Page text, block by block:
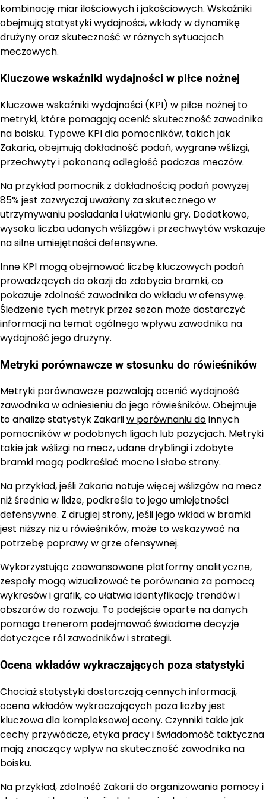
kombinację miar ilościowych i jakościowych. Wskaźniki
obejmują statystyki wydajności, wkłady w dynamikę
drużyny oraz skuteczność w różnych sytuacjach
meczowych.
Kluczowe wskaźniki wydajności w piłce nożnej
Kluczowe wskaźniki wydajności (KPI) w piłce nożnej to
metryki, które pomagają ocenić skuteczność zawodnika
na boisku. Typowe KPI dla pomocników, takich jak
Zakaria, obejmują dokładność podań, wygrane wślizgi,
przechwyty i pokonaną odległość podczas meczów.
Na przykład pomocnik z dokładnością podań powyżej
85% jest zazwyczaj uważany za skutecznego w
utrzymywaniu posiadania i ułatwianiu gry. Dodatkowo,
wysoka liczba udanych wślizgów i przechwytów wskazuje
na silne umiejętności defensywne.
Inne KPI mogą obejmować liczbę kluczowych podań
prowadzących do okazji do zdobycia bramki, co
pokazuje zdolność zawodnika do wkładu w ofensywę.
Śledzenie tych metryk przez sezon może dostarczyć
informacji na temat ogólnego wpływu zawodnika na
wydajność jego drużyny.
Metryki porównawcze w stosunku do rówieśników
Metryki porównawcze pozwalają ocenić wydajność
zawodnika w odniesieniu do jego rówieśników. Obejmuje
to analizę statystyk Zakariiw porównaniu doinnych
pomocników w podobnych ligach lub pozycjach. Metryki
takie jak wślizgi na mecz, udane dryblingi i zdobyte
bramki mogą podkreślać mocne i słabe strony.
Na przykład, jeśli Zakaria notuje więcej wślizgów na mecz
niż średnia w lidze, podkreśla to jego umiejętności
defensywne. Z drugiej strony, jeśli jego wkład w bramki
jest niższy niż u rówieśników, może to wskazywać na
potrzebę poprawy w grze ofensywnej.
Wykorzystując zaawansowane platformy analityczne,
zespoły mogą wizualizować te porównania za pomocą
wykresów i grafik, co ułatwia identyfikację trendów i
obszarów do rozwoju. To podejście oparte na danych
pomaga trenerom podejmować świadome decyzje
dotyczące ról zawodników i strategii.
Ocena wkładów wykraczających poza statystyki
Chociaż statystyki dostarczają cennych informacji,
ocena wkładów wykraczających poza liczby jest
kluczowa dla kompleksowej oceny. Czynniki takie jak
cechy przywódcze, etyka pracy i świadomość taktyczna
mają znaczącywpływ naskuteczność zawodnika na
boisku.
Na przykład, zdolność Zakarii do organizowania pomocy i